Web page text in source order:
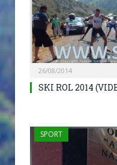
26/08/2014
SKI ROL 2014
SPORT